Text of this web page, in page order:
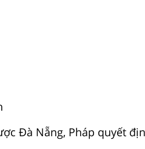
Đà Nẵng, Pháp quyết